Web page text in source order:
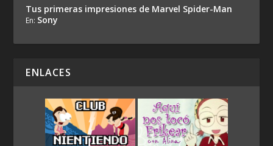
Tus primeras impresiones de Marvel Spider-Man
En: Sony
ENLACES